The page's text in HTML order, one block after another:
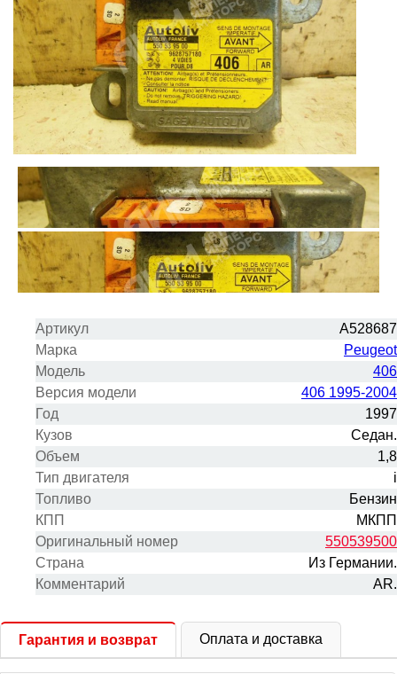
Артикул
A528687
Марка
Peugeot
Модель
406
Версия модели
406 1995-2004
Год
1997
Кузов
Седан.
Объем
1,8
Тип двигателя
i
Топливо
Бензин
КПП
МКПП
Оригинальный номер
550539500
Cтрана
Из Германии.
Комментарий
AR.
Гарантия и возврат Оплата и доставка